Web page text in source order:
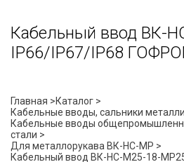
Кабельный ввод ВК-
IP66/IP67/IP68
Главная >Каталог >
Кабельные вводы, сальники
Кабельные вводы
стали >
Для металлорукава ВК-НС-МР >
Кабельный ввод ВК-НС-М25-18-